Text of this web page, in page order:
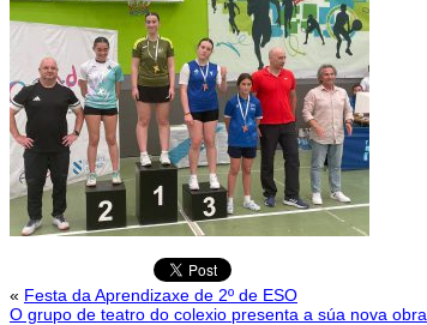
« Festa da Aprendizaxe de 2º de ESO
O grupo de teatro do colexio presenta a súa nova obra